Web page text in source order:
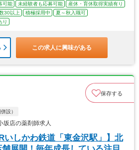
可能 未経験者も応募可能
産休・育休取得実績有り
30以上 積極採用中
夏～秋入職可
り
この求人に興味がある
保存する
設）
店の薬剤師求人
いしかわ鉄道「東金沢駅」】北